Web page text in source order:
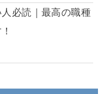
必読｜最高の職種